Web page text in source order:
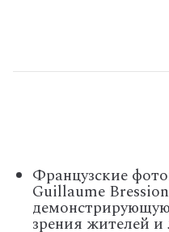
Французские
Guillaume
зрения жителей